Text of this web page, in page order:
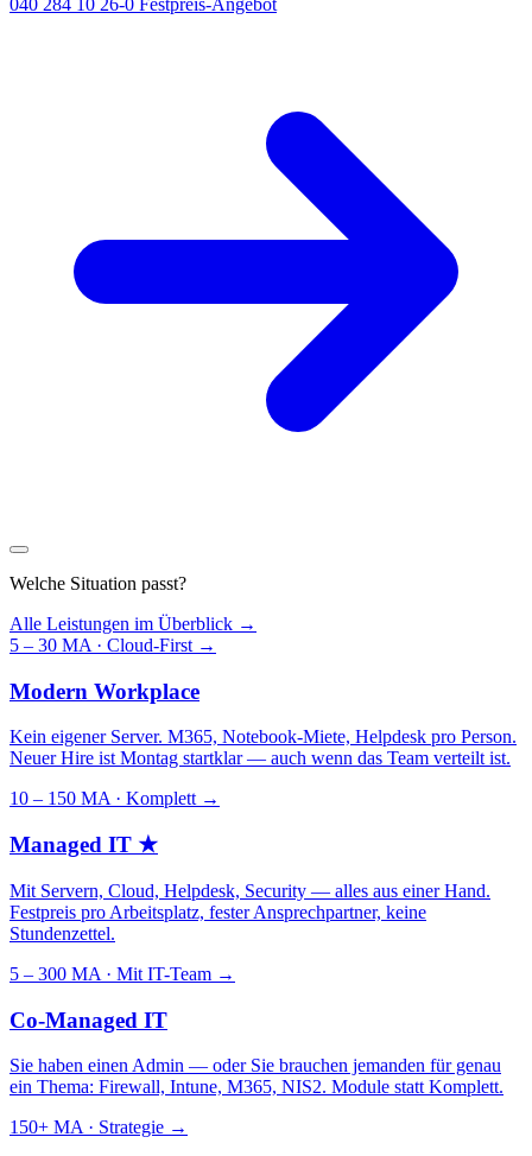
040 284 10 26-0 Festpreis-Angebot
Welche Situation passt?
Alle Leistungen im Überblick →
5 – 30 MA · Cloud-First →
Modern Workplace
Kein eigener Server. M365, Notebook-Miete, Helpdesk pro Person.
Neuer Hire ist Montag startklar — auch wenn das Team verteilt ist.
10 – 150 MA · Komplett →
Managed IT ★
Mit Servern, Cloud, Helpdesk, Security — alles aus einer Hand.
Festpreis pro Arbeitsplatz, fester Ansprechpartner, keine
Stundenzettel.
5 – 300 MA · Mit IT-Team →
Co-Managed IT
Sie haben einen Admin — oder Sie brauchen jemanden für genau
ein Thema: Firewall, Intune, M365, NIS2. Module statt Komplett.
150+ MA · Strategie →